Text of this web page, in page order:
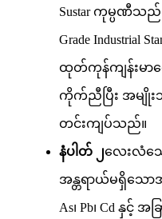
Sustar ကုမ္ပဏီသည်
Grade Industrial
ထုတ်ကုန်ကျန်းမာရ
ကိုက်ညီပြီး အမျိုးသ
တင်းကျပ်သည်။
နံပါတ် ၂လေးလံသ
အန္တရာယ်မရှိသော
As၊ Pb၊ Cd နှင့် အ